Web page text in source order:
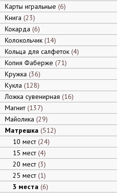
Карты игральные 6
Книга 23
Кокарда 6
Колокольчик 14
Кольца для салфеток 4
Копия Фаберже 71
Кружка 36
Кукла 128
Ложка сувенирная 16
Магнит 137
Майолика 29
Матрешка 512
10 мест 24
15 мест 4
20 мест 3
25 мест 1
3 места 6